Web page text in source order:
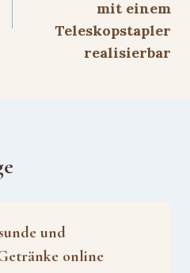
mit einem
Teleskopstapler
realisierbar
und
online